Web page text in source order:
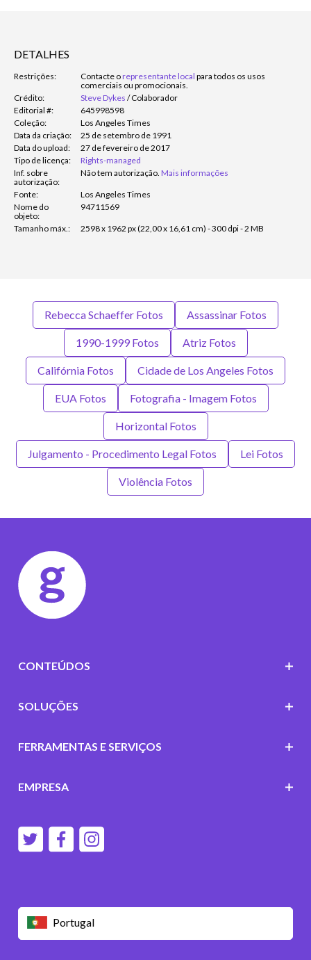
DETALHES
Restrições: Contacte orepresentante local para todos os usos
comerciais ou promocionais.
Crédito:
Steve Dykes /Colaborador
Editorial #:
645998598
Coleção:
Los Angeles Times
Data da criação:
25 de setembro de 1991
Data do upload:
27 de fevereiro de 2017
Tipo de licença:
Rights-managed
Inf. sobre
autorização:
Não tem autorização. Mais informações
Fonte:
Los Angeles Times
Nome do
objeto:
94711569
Tamanho máx.: 2598 x 1962 px (22,00 x 16,61 cm) - 300 dpi - 2 MB
Rebecca Schaeffer Fotos Assassinar Fotos
1990-1999 Fotos Atriz Fotos
Califórnia Fotos Cidade de Los Angeles Fotos
EUA Fotos Fotografia - Imagem Fotos
Horizontal Fotos
Julgamento - Procedimento Legal Fotos Lei Fotos
Violência Fotos
Portugal
CONTEÚDOS
SOLUÇÕES
FERRAMENTAS E SERVIÇOS
EMPRESA